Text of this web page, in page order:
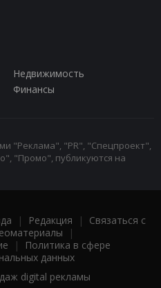
Недвижимость
Финансы
"Реклама", "PR", "Спецпроект",
"Промо", публикуются на
| Редакция | Связаться с
|
|
Политика в сфере
данных
digital рекламы